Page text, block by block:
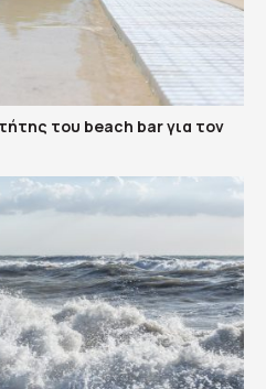
του beach bar για τον